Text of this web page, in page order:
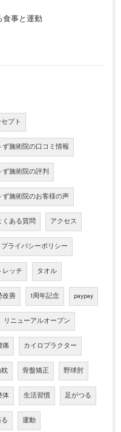
事と運動
プト
施術院の口コミ情報
施術院の評判
施術院のお客様の声
くある質問 アクセス
プライバシーポリシー
レッチ タオル
改善 1周年記念 paypay
リニューアルオープン
痛 カイロプラクター
骨盤矯正 野球肘
体 生活習慣 足がつる
運動